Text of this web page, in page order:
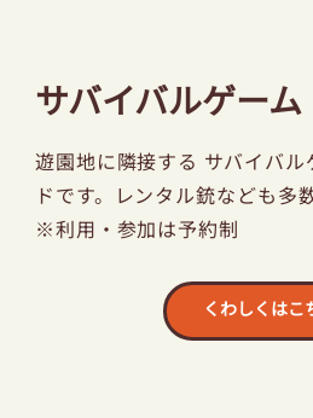
サバイバルゲーム
遊園地に隣接する サバイバ
ドです。レンタル銃なども多
※利用・参加は予約制
くわしくはこ